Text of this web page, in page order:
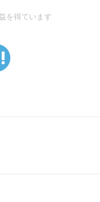
を得ています